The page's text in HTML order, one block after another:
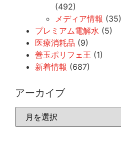
(492)
メディア情報 (35)
プレミアム電解水 (5)
医療消耗品 (9)
善玉ポリフェ王 (1)
新着情報 (687)
アーカイブ